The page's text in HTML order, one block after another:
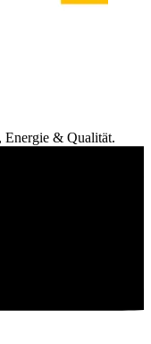
Energie & Qualität.